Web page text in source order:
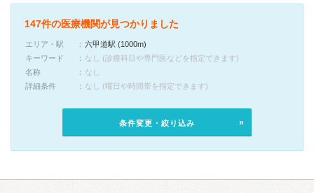
147件の医療機関が見つかりました
エリア・駅
六甲道駅 (1000m)
キーワード
なし (診療科目や専門医などを指定できます)
名称
なし
詳細条件
なし (曜日や時間帯を指定できます)
条件変更・絞り込み